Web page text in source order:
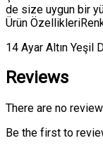
de size uygun bir
Ürün
14 Ayar Altın Yeşil
Reviews
There are no
Be the first to